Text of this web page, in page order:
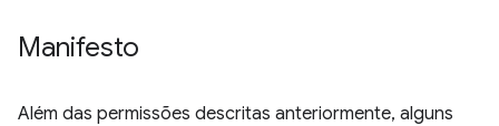
Manifesto
Além das permissões descritas anteriormente, alguns